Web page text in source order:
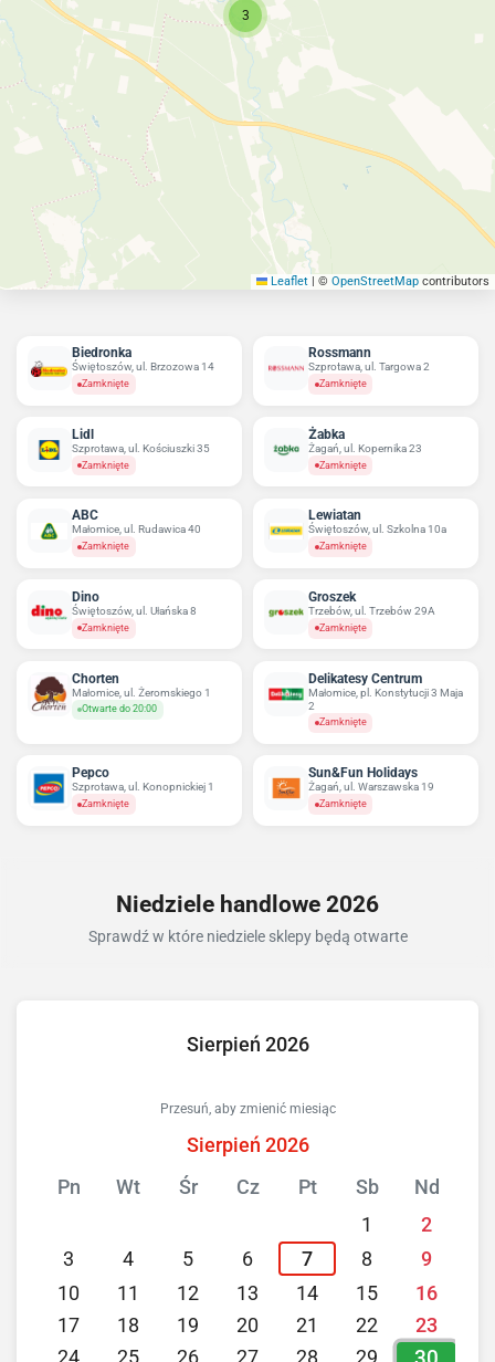
3
Leaflet | © OpenStreetMap contributors
Biedronka
Świętoszów, ul. Brzozowa 14
Zamknięte
Rossmann
Szprotawa, ul. Targowa 2
Zamknięte
Lidl
Szprotawa, ul. Kościuszki 35
Zamknięte
Żabka
Żagań, ul. Kopernika 23
Zamknięte
ABC
Małomice, ul. Rudawica 40
Zamknięte
Lewiatan
Świętoszów, ul. Szkolna 10a
Zamknięte
Dino
Świętoszów, ul. Ułańska 8
Zamknięte
Groszek
Trzebów, ul. Trzebów 29A
Zamknięte
Chorten
Małomice, ul. Żeromskiego 1
Otwarte do 20:00
Delikatesy Centrum
Małomice, pl. Konstytucji 3 Maja
2
Zamknięte
Pepco
Szprotawa, ul. Konopnickiej 1
Zamknięte
Sun&Fun Holidays
Żagań, ul. Warszawska 19
Zamknięte
Niedziele handlowe 2026
Sprawdź w które niedziele sklepy będą otwarte
Sierpień 2026
Przesuń, aby zmienić miesiąc
Sierpień 2026
Pn
Wt Śr Cz Pt Sb
Nd
1
2
3
4 5 6 7 8
9
10
11 12 13 14 15
16
17
18 19 20 21 22
23
24
25 26 27 28 29 30